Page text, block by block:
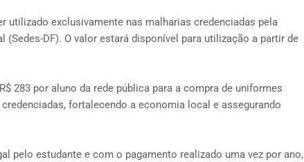
utilizado exclusivamente nas malharias credenciadas pela
(Sedes-DF). O valor estará disponível para utilização a partir de
283 por aluno da rede pública para a compra de uniformes
fortalecendo a economia local e assegurando
pelo estudante e com o pagamento realizado uma vez por ano,